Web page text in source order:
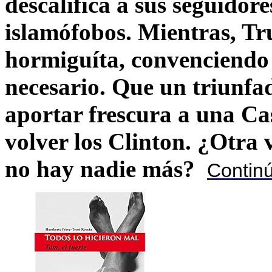
islamófobos. Mientras,
hormiguíta,
necesario. Que un
aportar frescura a una
volver los Clinton. ¿Otra
no hay nadie más?